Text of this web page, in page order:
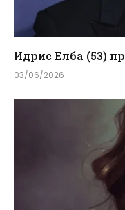
Идрис Елба (53)
03/06/2026